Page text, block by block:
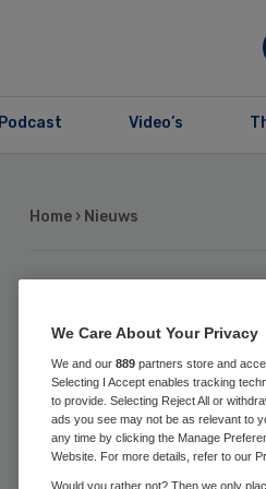
Podcast Video’s
Home › Nieuws
We Care About Your Privacy
We and our 889 partners store and
Selecting I Accept enables tracking
to provide. Selecting Reject All or
ads you see may not be as relevant to
any time by clicking the Manage
Website. For more details, refer to our
Would you rather not? Then we only